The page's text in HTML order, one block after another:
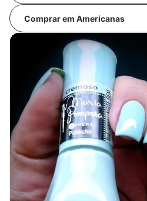
Comprar em Americanas